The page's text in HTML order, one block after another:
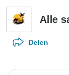
Alle
Delen